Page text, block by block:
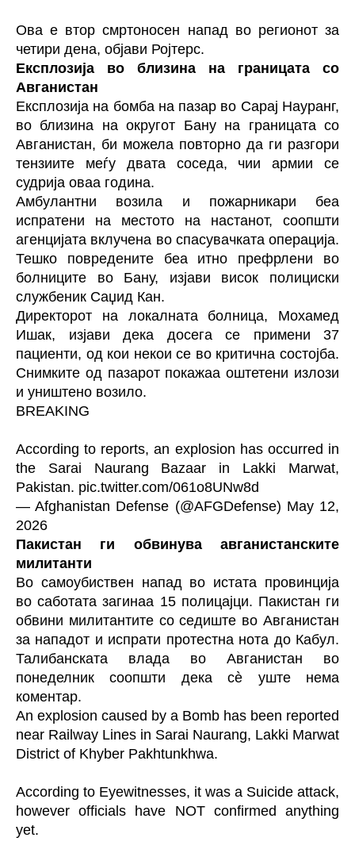
Ова е втор смртоносен напад во регионот за
четири дена, објави Ројтерс.
Експлозија во близина на границата со
Авганистан
Експлозија на бомба на пазар во Сарај Науранг,
во близина на округот Бану на границата со
Авганистан, би можела повторно да ги разгори
тензиите меѓу двата соседа, чии армии се
судрија оваа година.
Амбулантни возила и пожарникари беа
испратени на местото на настанот, соопшти
агенцијата вклучена во спасувачката операција.
Тешко повредените беа итно префрлени во
болниците во Бану, изјави висок полициски
службеник Саџид Кан.
Директорот на локалната болница, Мохамед
Ишак, изјави дека досега се примени 37
пациенти, од кои некои се во критична состојба.
Снимките од пазарот покажаа оштетени излози
и уништено возило.
BREAKING
According to reports, an explosion has occurred in
the Sarai Naurang Bazaar in Lakki Marwat,
Pakistan. pic.twitter.com/061o8UNw8d
— Afghanistan Defense (@AFGDefense) May 12,
2026
Пакистан ги обвинува авганистанските
милитанти
Во самоубиствен напад во истата провинција
во саботата загинаа 15 полицајци. Пакистан ги
обвини милитантите со седиште во Авганистан
за нападот и испрати протестна нота до Кабул.
Талибанската влада во Авганистан во
понеделник соопшти дека сè уште нема
коментар.
An explosion caused by a Bomb has been reported
near Railway Lines in Sarai Naurang, Lakki Marwat
District of Khyber Pakhtunkhwa.
According to Eyewitnesses, it was a Suicide attack,
however officials have NOT confirmed anything
yet.